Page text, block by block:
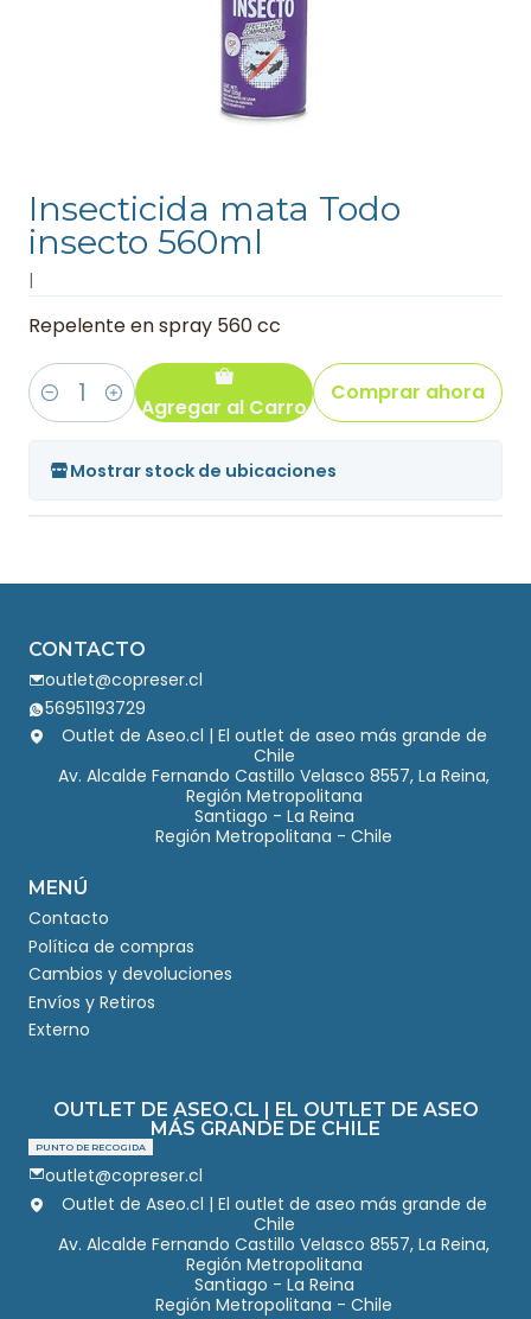
Insecticida mata Todo
insecto 560ml
|
Repelente en spray 560 cc
Cantidad Agregar al Carro
Comprar ahora
Mostrar stock de ubicaciones
CONTACTO
outlet@copreser.cl
56951193729
Outlet de Aseo.cl | El outlet de aseo más grande de
Chile
Av. Alcalde Fernando Castillo Velasco 8557, La Reina,
Región Metropolitana
Santiago - La Reina
Región Metropolitana - Chile
MENÚ
Contacto
Política de compras
Cambios y devoluciones
Envíos y Retiros
Externo
OUTLET DE ASEO.CL | EL OUTLET DE ASEO
MÁS GRANDE DE CHILE
PUNTO DE RECOGIDA
outlet@copreser.cl
Outlet de Aseo.cl | El outlet de aseo más grande de
Chile
Av. Alcalde Fernando Castillo Velasco 8557, La Reina,
Región Metropolitana
Santiago - La Reina
Región Metropolitana - Chile